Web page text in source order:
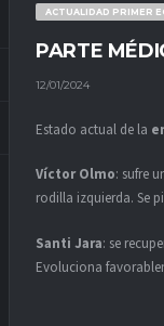
ACTUALIDAD PRIMER
PARTE
12/01/2024
Estado actual de la
Víctor Olmo: sufre
rodilla izquierda. Se
Santi Jara: se
Evoluciona